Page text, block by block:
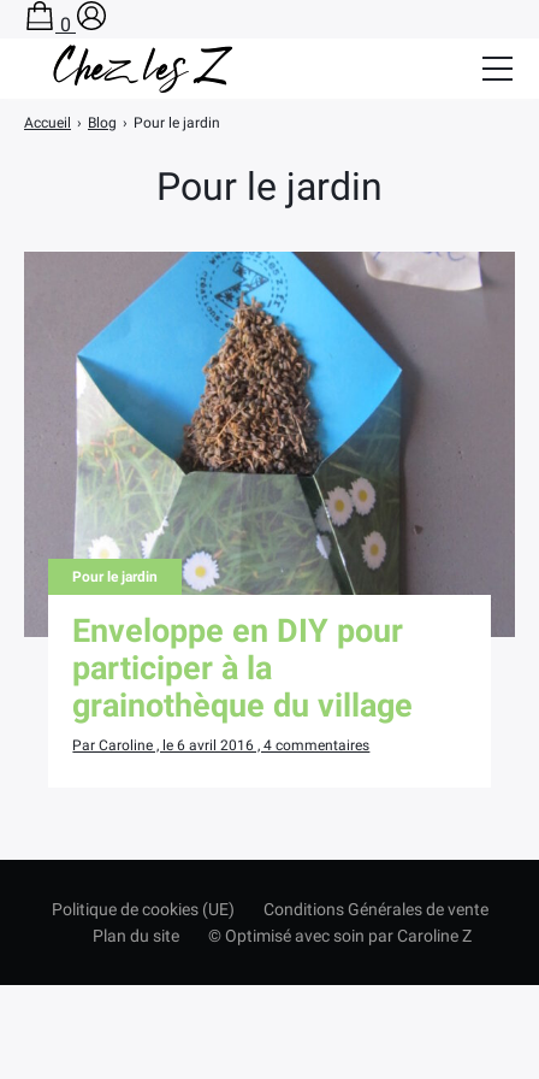
Pour le jardin
Accueil › Blog › Pour le jardin
Pour le jardin
Enveloppe en DIY pour
participer à la
grainothèque du village
Par Caroline , le 6 avril 2016 , 4 commentaires
0
Salle de Bain Zéro Déchet
Cuisine Zéro Déchet
CONTACT
PANIER
Politique de cookies (UE)
Conditions Générales de vente
Plan du site
© Optimisé avec soin par Caroline Z